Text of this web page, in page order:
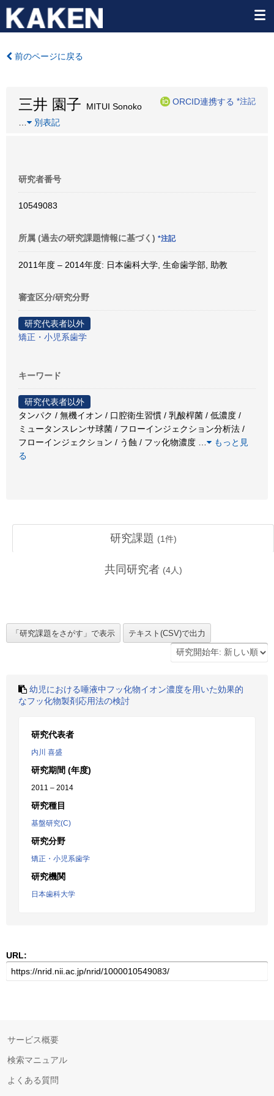
前のページに戻る
三井 園子 MITUI Sonoko
ORCID連携する *注記
別表記
研究者番号
10549083
所属 (過去の研究課題情報に基づく) *注記
2011年度 – 2014年度: 日本歯科大学, 生命歯学部, 助教
審査区分/研究分野
研究代表者以外
矯正・小児系歯学
キーワード
研究代表者以外
タンパク / 無機イオン / 口腔衛生習慣 / 乳酸桿菌 / 低濃度 /
ミュータンスレンサ球菌 / フローインジェクション分析法 /
フローインジェクション / う蝕 / フッ化物濃度
もっと見
る
研究課題 (1件)
共同研究者 (4人)
幼児における唾液中フッ化物イオン濃度を用いた効果的
なフッ化物製剤応用法の検討
研究代表者
内川 喜盛
研究期間 (年度)
2011 – 2014
研究種目
基盤研究(C)
研究分野
矯正・小児系歯学
研究機関
日本歯科大学
URL:
サービス概要
検索マニュアル
よくある質問